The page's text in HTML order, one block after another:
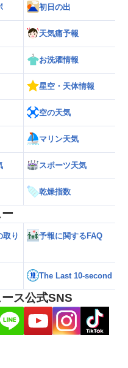
【熊本八代で39℃観測】被災地・熊本へ
台風による雨風の影響は？
初日の出
天気痛予報
お洗濯情報
星空・天体情報
空の天気
マリン天気
スポーツ天気
乾燥指数
取り
予報に関するFAQ
The Last 10-second
ス公式SNS